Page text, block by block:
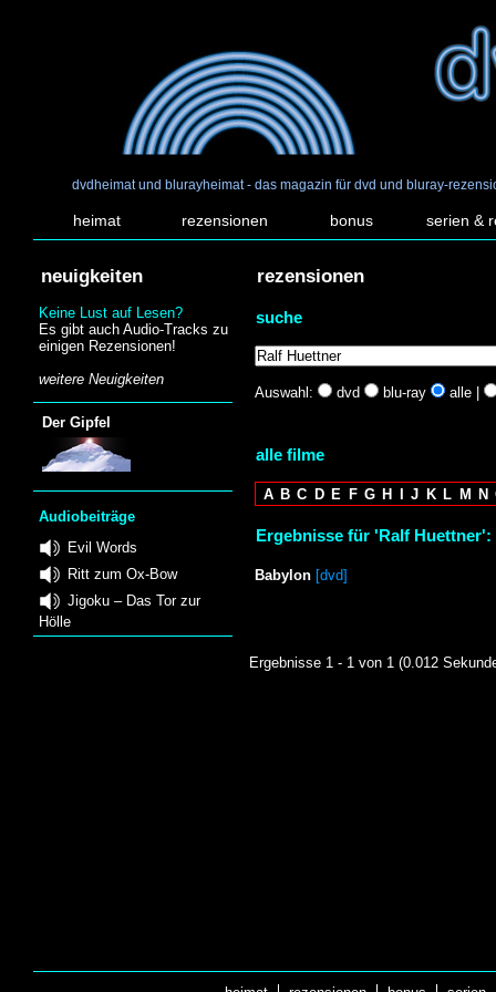
dvdheimat und blurayheimat - das magazin für dvd und bluray-
heimat rezensionen bonus serien &
neuigkeiten
Keine Lust auf Lesen?
Es gibt auch Audio-Tracks zu
einigen Rezensionen!
weitere Neuigkeiten
Der Gipfel
Audiobeiträge
Evil Words
Ritt zum Ox-Bow
Jigoku – Das Tor zur
Hölle
rezensionen
suche
Auswahl: dvd blu-ray alle |
alle filme
A B C D E F G H I J K L M N
Ergebnisse für 'Ralf Huettner':
Babylon [dvd]
Ergebnisse 1 - 1 von 1 (0.012